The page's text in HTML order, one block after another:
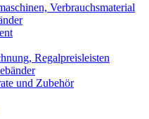
Verbrauchsmaterial
Regalpreisleisten
und Zubehör